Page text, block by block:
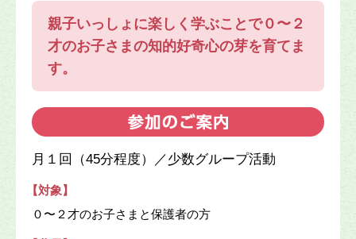
親子いっしょに楽しく学ぶことで０〜２
才のお子さまの知的好奇心の芽を育てま
す。
月１回（45分程度）／少数グループ活動
【対象】
０〜２才のお子さまと保護者の方